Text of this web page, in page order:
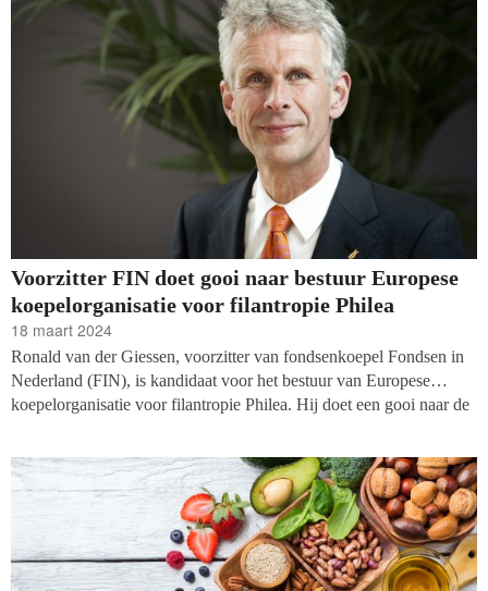
‘onopgeloste hobbels’ zijn bij het vormgeven van de rechtsvorm.
Voorzitter FIN doet gooi naar bestuur Europese
koepelorganisatie voor filantropie Philea
18 maart 2024
Ronald van der Giessen, voorzitter van fondsenkoepel Fondsen in
Nederland (FIN), is kandidaat voor het bestuur van Europese
koepelorganisatie voor filantropie Philea. Hij doet een gooi naar de
(PIO)).